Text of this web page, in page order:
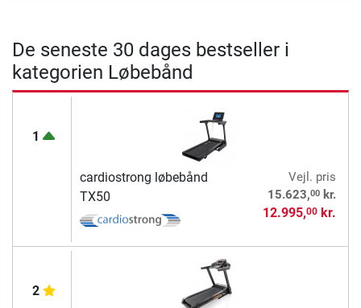
De seneste 30 dages bestseller i
kategorien Løbebånd
1
cardiostrong løbebånd
TX50
Vejl. pris
15.623,00kr.
12.995,00kr.
2